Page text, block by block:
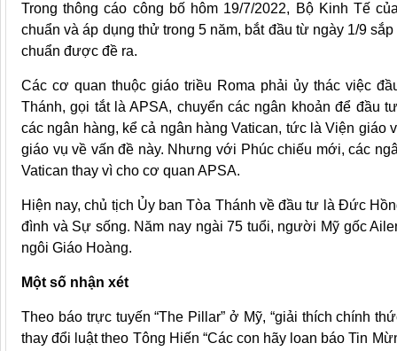
Trong thông cáo công bố hôm 19/7/2022, Bộ Kinh Tế
chuẩn và áp dụng thử trong 5 năm, bắt đầu từ ngày 1/9
chuẩn được đề ra.
Các cơ quan thuộc giáo triều Roma phải ủy thác việc
Thánh, gọi tắt là APSA, chuyển các ngân khoản để đầu
các ngân hàng, kể cả ngân hàng Vatican, tức là Viện
giáo vụ về vấn đề này. Nhưng với Phúc chiếu mới, các
Vatican thay vì cho cơ quan APSA.
Hiện nay, chủ tịch Ủy ban Tòa Thánh về đầu tư là Đức
đình và Sự sống. Năm nay ngài 75 tuổi, người Mỹ gốc
ngôi Giáo Hoàng.
Một số nhận xét
Theo báo trực tuyến “The Pillar” ở Mỹ, “giải thích chính
thay đổi luật theo Tông Hiến “Các con hãy loan báo Tin